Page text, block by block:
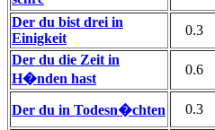
Der du bist drei in
Einigkeit
0.3
Der du die Zeit in
H�nden hast
0.6
Der du in Todesn�chten 0.3